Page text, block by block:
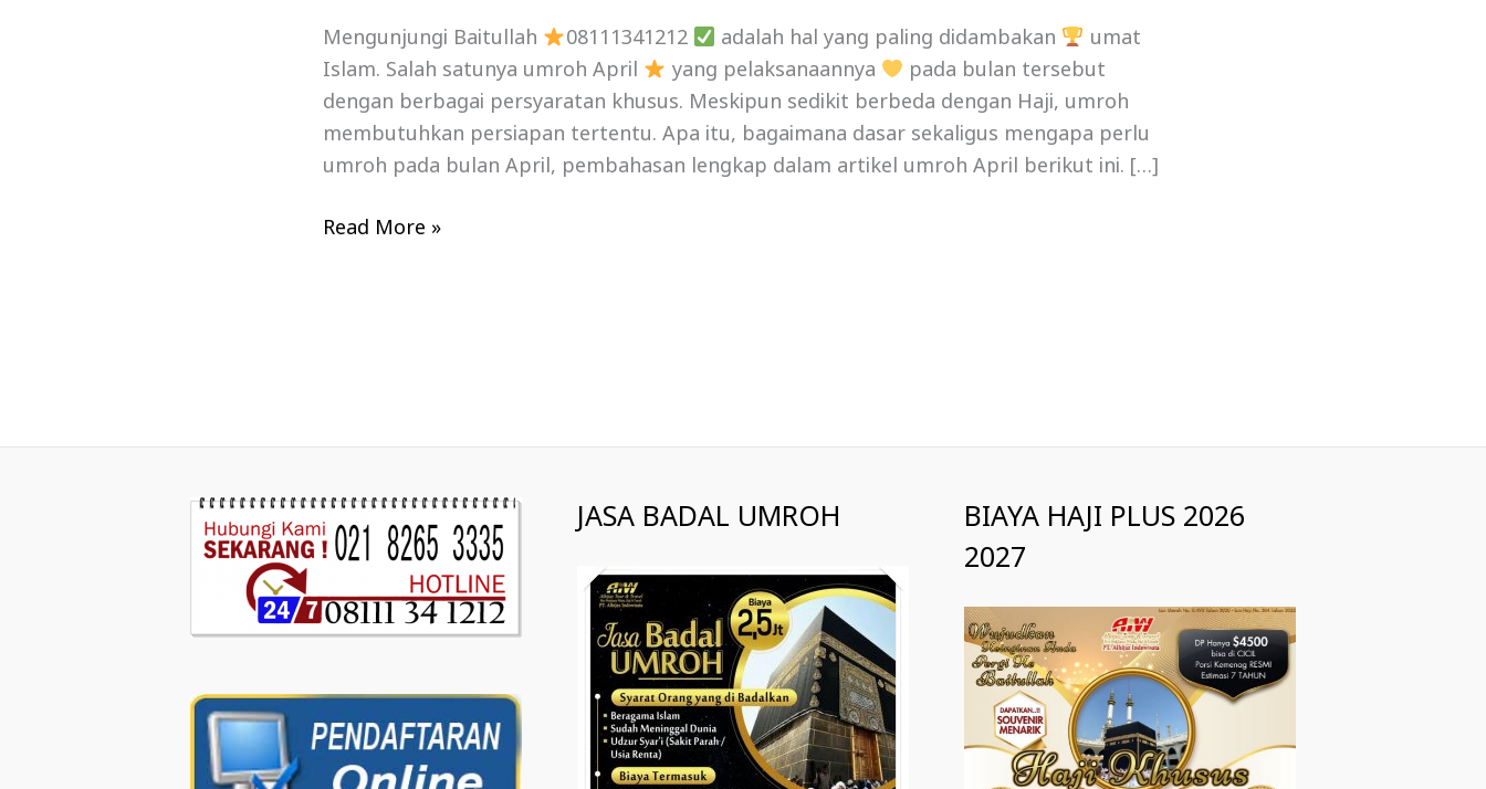
Mengunjungi Baitullah 08111341212 adalah hal yang paling didambakan
umat
Islam. Salah satunya umroh April
yang pelaksanaannya
pada bulan tersebut
dengan berbagai persyaratan khusus. Meskipun sedikit berbeda dengan Haji, umroh
membutuhkan persiapan tertentu. Apa itu, bagaimana dasar sekaligus mengapa perlu
umroh pada bulan April, pembahasan lengkap dalam artikel umroh April berikut ini. […]
Read More »
JASA BADAL UMROH
BIAYA HAJI PLUS 2026
2027